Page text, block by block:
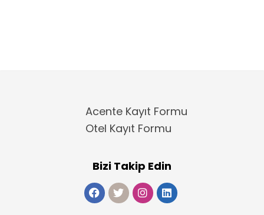
Acente Kayıt Formu
Otel Kayıt Formu
Bizi Takip Edin